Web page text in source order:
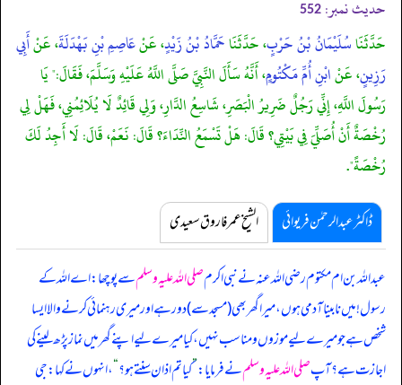
حدیث نمبر: 552
حَدَّثَنَاسُلَيْمَانُ بْنُ حَرْبٍ، حَدَّثَنَاحَمَّادُ بْنُ زَيْدٍ، عَنْعَاصِمِ بْنِ بَهْدَلَةَ، عَنْأَبِي
رَزِينٍ، عَنْابْنِ أُمِّ مَكْتُومٍ، أَنَّهُ سَأَلَ النَّبِيَّ صَلَّى اللَّهُ عَلَيْهِ وَسَلَّمَ، فَقَالَ:" يَا
رَسُولَ اللَّهِ، إِنِّي رَجُلٌ ضَرِيرُ الْبَصَرِ، شَاسِعُ الدَّارِ، وَلِي قَائِدٌ لَا يُلَائِمُنِي، فَهَلْ لِي
رُخْصَةٌ أَنْ أُصَلِّيَ فِي بَيْتِي؟ قَالَ: هَلْ تَسْمَعُ النِّدَاءَ؟ قَالَ: نَعَمْ، قَالَ: لَا أَجِدُ لَكَ
رُخْصَةً".
ڈاکٹر عبدالرحمٰن فریوائی الشیخ عمر فاروق سعیدی
عبداللہ بن ام مکتوم رضی اللہ عنہ نےنبی اکرمصلی اللہ علیہ وسلمسے پوچھا: اے اللہ کے
رسول! میں نابینا آدمی ہوں، میرا گھر بھی (مسجد سے) دور ہے اور میری رہنمائی کرنے والا ایسا
شخص ہے جو میرے لیے موزوں و مناسب نہیں، کیا میرے لیے اپنے گھر میں نماز پڑھ لینے کی
اجازت ہے؟ آپصلی اللہ علیہ وسلمنے فرمایا:”کیا تم اذان سنتے ہو؟“، انہوں نے کہا: جی